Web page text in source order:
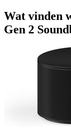
Wat vinden
Gen 2